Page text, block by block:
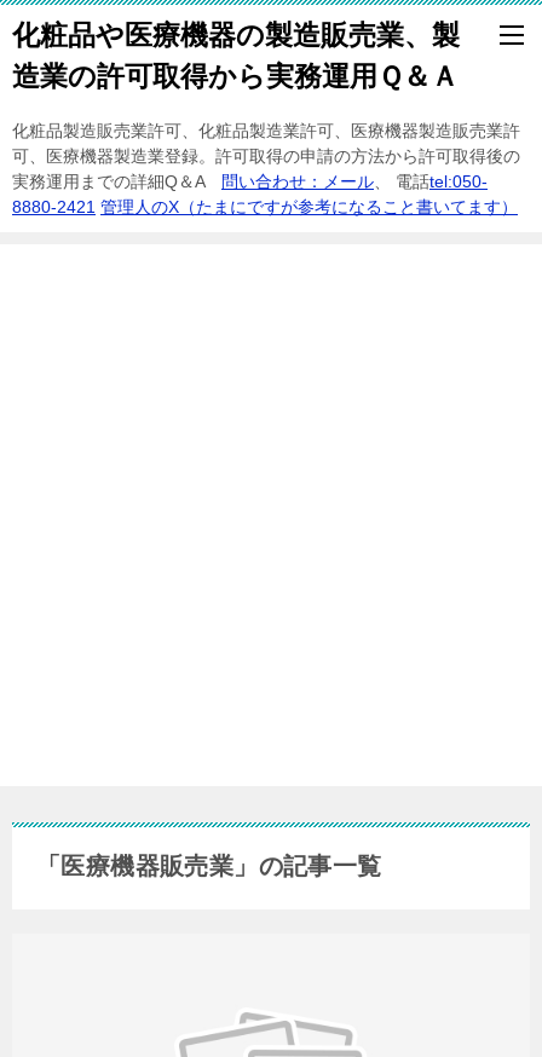
化粧品や医療機器の製造販売業、製
造業の許可取得から実務運用Ｑ＆Ａ
化粧品製造販売業許可、化粧品製造業許可、医療機器製造販売業許
可、医療機器製造業登録。許可取得の申請の方法から許可取得後の
実務運用までの詳細Q＆A
問い合わせ：メール 、 電話tel:050-
8880-2421 管理人のX（たまにですが参考になること書いてます）
「医療機器販売業」の記事一覧